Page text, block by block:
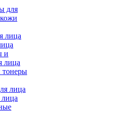
для
тонеры